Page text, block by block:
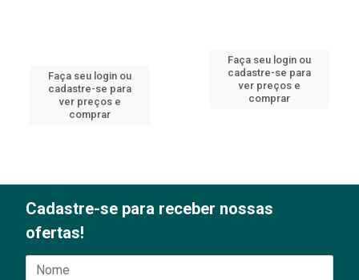
Faça seu login ou
cadastre-se para
ver preços e
comprar
Faça seu login ou
cadastre-se para
ver preços e
comprar
Cadastre-se para receber nossas
ofertas!